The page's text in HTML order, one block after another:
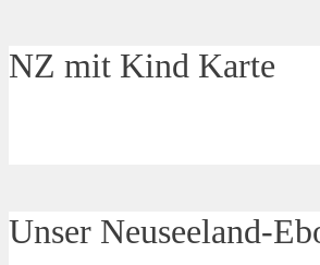
NZ mit Kind Karte
Unser Neuseeland-